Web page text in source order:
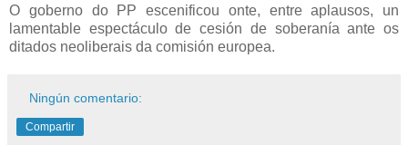
O goberno do PP escenificou onte, entre aplausos, un
lamentable espectáculo de cesión de soberanía ante os
ditados neoliberais da comisión europea.
Ningún comentario:
Compartir